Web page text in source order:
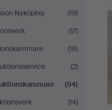
Nyköping
(19)
(17)
(18)
(2)
(94)
(14)